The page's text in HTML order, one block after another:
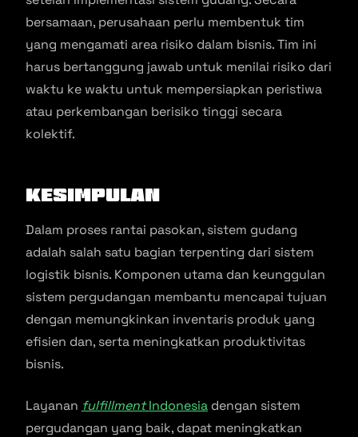
bersamaan, perusahaan perlu membentuk tim
yang mengamati area risiko dalam bisnis. Tim ini
harus bertanggung jawab untuk menilai risiko dari
waktu ke waktu untuk mempersiapkan peristiwa
atau perkembangan berisiko tinggi secara
kolektif.
Kesimpulan
Dalam proses rantai pasokan, sistem gudang
adalah salah satu bagian terpenting dari sistem
logistik bisnis. Komponen utama dan keunggulan
sistem pergudangan membantu mencapai tujuan
dengan memungkinkan inventaris produk yang
efisien dan, serta meningkatkan produktivitas
bisnis.
Layanan fulfillmentIndonesia dengan sistem
pergudangan yang baik, dapat meningkatkan